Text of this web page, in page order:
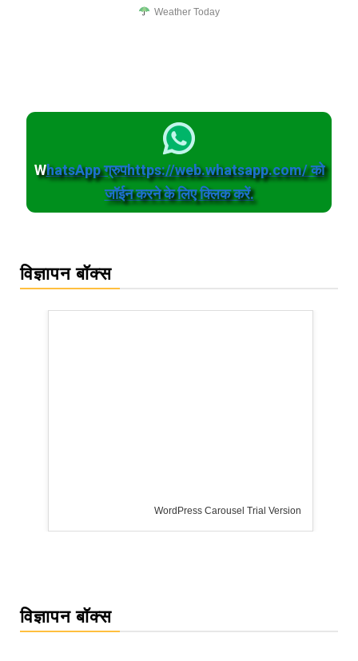
Weather Today
WhatsApp ग्रुपhttps://web.whatsapp.com/ को
जॉईन करने के लिए क्लिक करें.
विज्ञापन बॉक्स
WordPress Carousel Trial Version
विज्ञापन बॉक्स